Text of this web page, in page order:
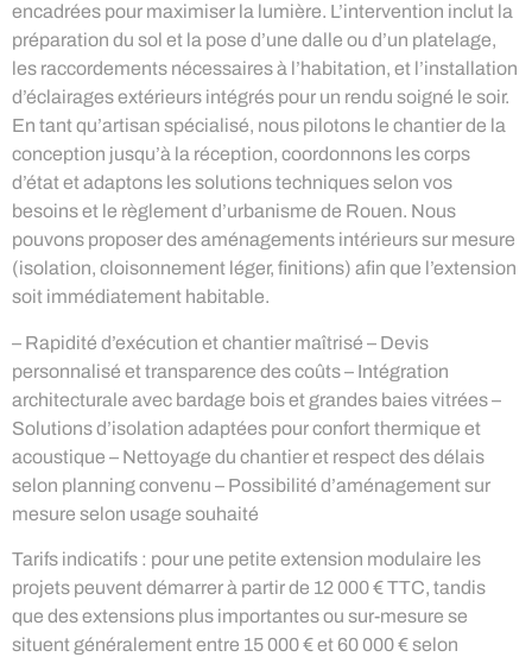
encadrées pour maximiser la lumière. L’intervention inclut la
préparation du sol et la pose d’une dalle ou d’un platelage,
les raccordements nécessaires à l’habitation, et l’installation
d’éclairages extérieurs intégrés pour un rendu soigné le soir.
En tant qu’artisan spécialisé, nous pilotons le chantier de la
conception jusqu’à la réception, coordonnons les corps
d’état et adaptons les solutions techniques selon vos
besoins et le règlement d’urbanisme de Rouen. Nous
pouvons proposer des aménagements intérieurs sur mesure
(isolation, cloisonnement léger, finitions) afin que l’extension
soit immédiatement habitable.
– Rapidité d’exécution et chantier maîtrisé – Devis
personnalisé et transparence des coûts – Intégration
architecturale avec bardage bois et grandes baies vitrées –
Solutions d’isolation adaptées pour confort thermique et
acoustique – Nettoyage du chantier et respect des délais
selon planning convenu – Possibilité d’aménagement sur
mesure selon usage souhaité
Tarifs indicatifs : pour une petite extension modulaire les
projets peuvent démarrer à partir de 12 000 € TTC, tandis
que des extensions plus importantes ou sur-mesure se
situent généralement entre 15 000 € et 60 000 € selon